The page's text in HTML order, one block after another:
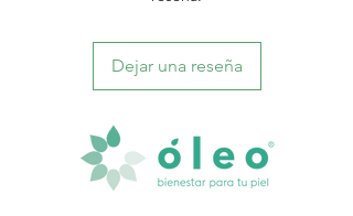
Dejar una reseña